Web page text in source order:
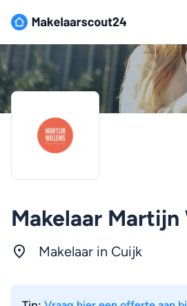
Makelaar
Makelaar in Cuijk